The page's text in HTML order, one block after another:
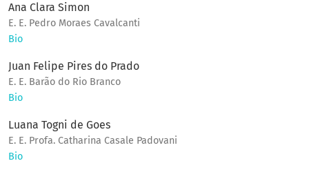
Ana Clara Simon
E. E. Pedro Moraes Cavalcanti
Bio
Juan Felipe Pires do Prado
E. E. Barão do Rio Branco
Bio
Luana Togni de Goes
E. E. Profa. Catharina Casale Padovani
Bio